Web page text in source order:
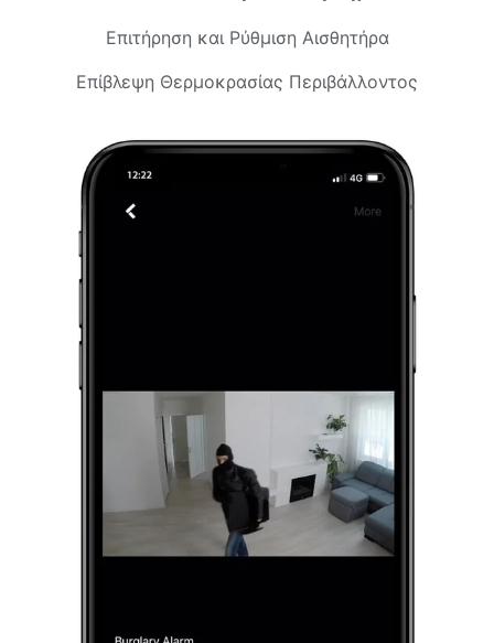
Επιτήρηση και Ρύθμιση Αισθητήρα
Επίβλεψη Θερμοκρασίας Περιβάλλοντος